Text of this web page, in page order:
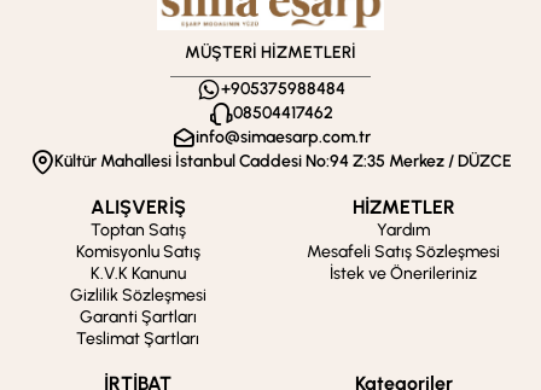
MÜŞTERİ HİZMETLERİ
+905375988484
08504417462
info@simaesarp.com.tr
Kültür Mahallesi İstanbul Caddesi No:94 Z:35 Merkez / DÜZCE
ALIŞVERİŞ
Toptan Satış
Komisyonlu Satış
K.V.K Kanunu
Gizlilik Sözleşmesi
Garanti Şartları
Teslimat Şartları
HİZMETLER
Yardım
Mesafeli Satış Sözleşmesi
İstek ve Önerileriniz
İRTİBAT Kategoriler